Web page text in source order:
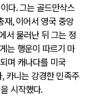
다.그는 골드만삭스
재,이어서 영국 중앙
서 물러난 뒤 그는 정
는 행운이 따르기 마
며 캐나다를 미국
, 카니는 강경한 민족주
시작했다.